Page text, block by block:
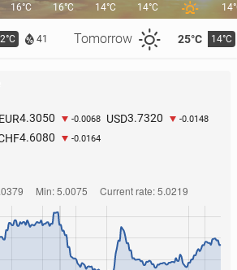
41 Tomorrow 25°C 14°C
16°C 16°C 14°C 14°C
EUR4.3050 -0.0068 USD3.7320 -0.0148
4.6080 -0.0164